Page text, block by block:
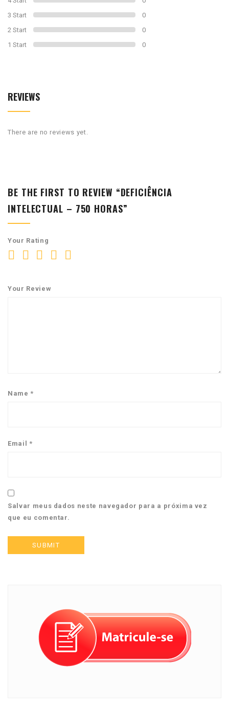
3 Start
0
2 Start
0
1 Start
0
REVIEWS
There are no reviews yet.
BE THE FIRST TO REVIEW “DEFICIÊNCIA
INTELECTUAL – 750 HORAS”
Your Rating
Your Review
Name*
Email *
Salvar meus dados neste navegador para a próxima vez
que eu comentar.